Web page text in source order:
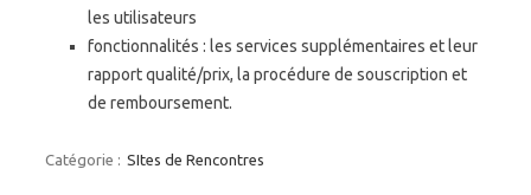
les utilisateurs
fonctionnalités : les services supplémentaires et leur
rapport qualité/prix, la procédure de souscription et
de remboursement.
Catégorie : SItes de Rencontres